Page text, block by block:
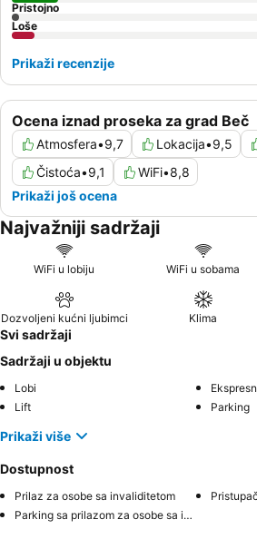
Ocena iznad proseka za grad Beč
Atmosfera•9,7 Lokacija•9,5
Čistoća•9,1 WiFi•8,8
Prikaži još ocena
Pristojno
Loše
Prikaži recenzije
Najvažniji sadržaji
WiFi u lobiju WiFi u sobama
Dozvoljeni kućni ljubimci Klima
Svi sadržaji
Sadržaji u objektu
Lobi
Lift
Parking
Prikaži više
Dostupnost
Prilaz za osobe sa invaliditetom
Parking sa prilazom za osobe sa invaliditetom